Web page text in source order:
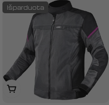
Išparduota
Peržiūrėti